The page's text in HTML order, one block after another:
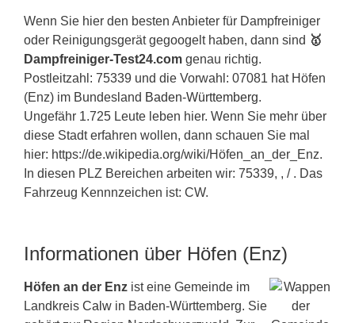
Wenn Sie hier den besten Anbieter für Dampfreiniger
oder Reinigungsgerät gegoogelt haben, dann sind 🥇
Dampfreiniger-Test24.com genau richtig.
Postleitzahl: 75339 und die Vorwahl: 07081 hat Höfen
(Enz) im Bundesland Baden-Württemberg.
Ungefähr 1.725 Leute leben hier. Wenn Sie mehr über
diese Stadt erfahren wollen, dann schauen Sie mal
hier: https://de.wikipedia.org/wiki/Höfen_an_der_Enz.
In diesen PLZ Bereichen arbeiten wir: 75339, , / . Das
Fahrzeug Kennnzeichen ist: CW.
Informationen über Höfen (Enz)
Höfen an der Enz ist eine Gemeinde im
Landkreis Calw in Baden-Württemberg. Sie